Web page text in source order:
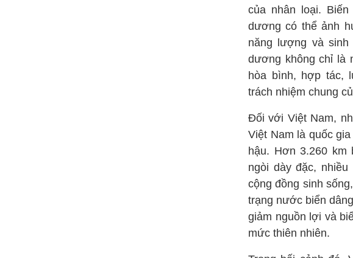
của nhân loại.
dương có thể ảnh
năng lượng và
dương không chỉ là
hòa bình, hợp tác,
trách nhiệm chung
Đối với Việt Nam,
Việt Nam là quốc
hậu. Hơn 3.260 km
ngòi dày đặc,
cộng đồng sinh
trạng nước biển
giảm nguồn lợi và
mức thiên nhiên.